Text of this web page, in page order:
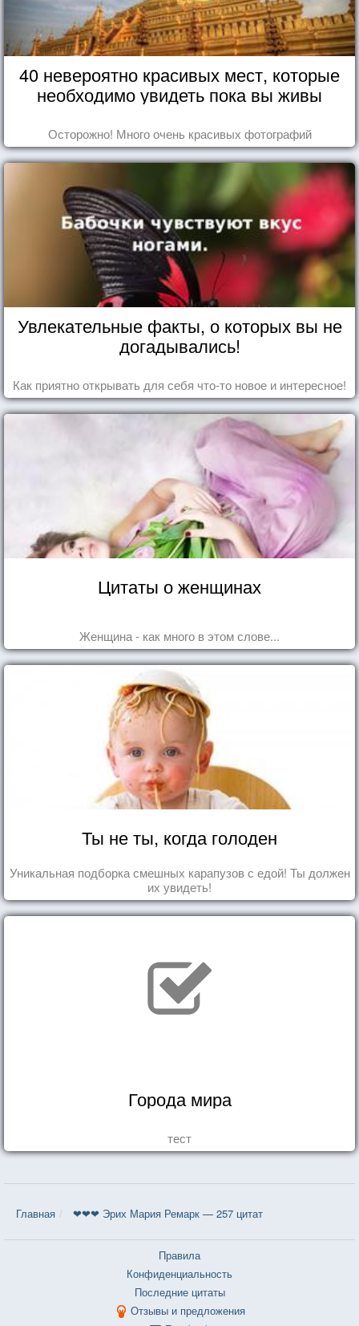
40 невероятно красивых мест, которые
необходимо увидеть пока вы живы
Осторожно! Много очень красивых фотографий
Увлекательные факты, о которых вы не
догадывались!
Как приятно открывать для себя что-то новое и интересное!
Цитаты о женщинах
Женщина - как много в этом слове...
Ты не ты, когда голоден
Уникальная подборка смешных карапузов с едой! Ты должен
их увидеть!
Города мира
тест
Главная ❤❤❤ Эрих Мария Ремарк — 257 цитат
Правила
Конфиденциальность
Последние цитаты
Отзывы и предложения